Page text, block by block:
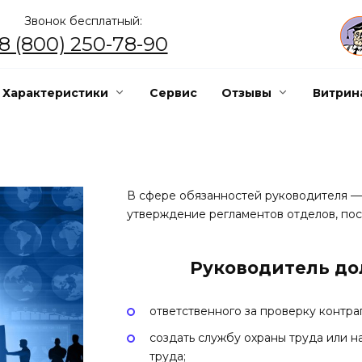
Звонок бесплатный:
8 (800) 250-78-90
Характеристики Сервис Отзывы
В сфере обязанностей руководителя
утверждение регламентов отделов,
Руководитель
ответственного за проверку
создать службу охраны труда или
труда;